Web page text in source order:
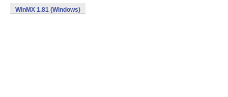
WinMX 1.81 (Windows)